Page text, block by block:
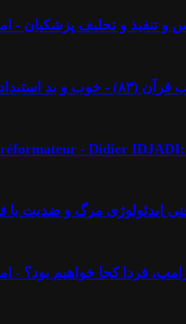
و تنفیذ و تحلیف پزشکیان -
قادسیه
- Didier
ایدئولوژی مرگ و ضدیت با
فردا کجا خواهیم بود؟ -